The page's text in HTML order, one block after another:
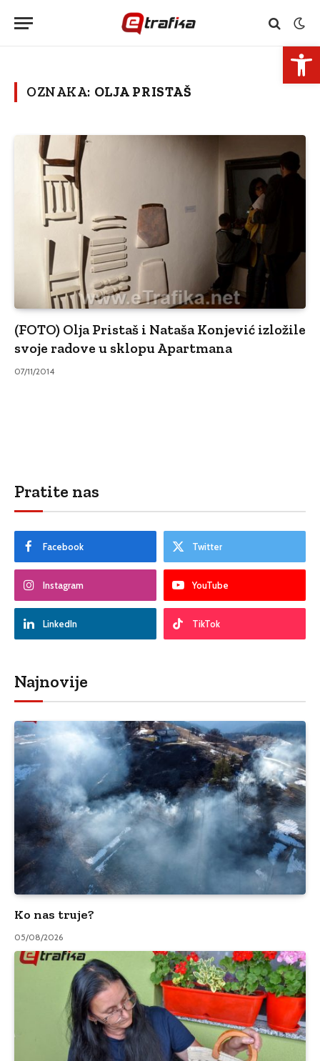
OZNAKA: OLJA PRISTAŠ
(FOTO) Olja Pristaš i Nataša Konjević izložile
svoje radove u sklopu Apartmana
07/11/2014
Pratite nas
Facebook Twitter
Instagram YouTube
LinkedIn TikTok
Najnovije
Ko nas truje?
05/08/2026